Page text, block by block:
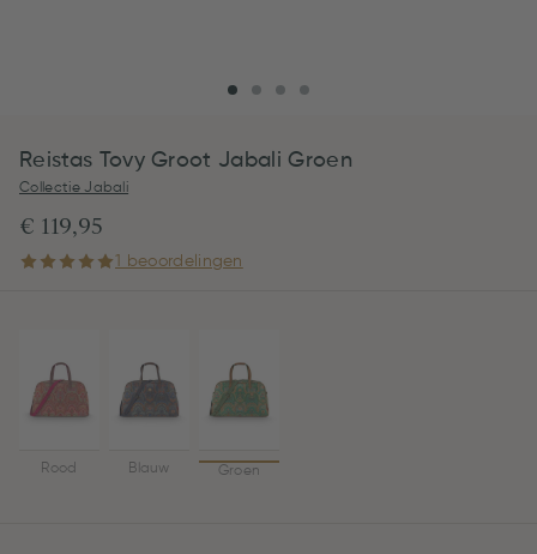
Reistas Tovy Groot Jabali Groen
Collectie Jabali
€ 119,95
1 beoordelingen
Rood Blauw Groen